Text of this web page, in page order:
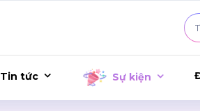
Tin tức Sự kiện